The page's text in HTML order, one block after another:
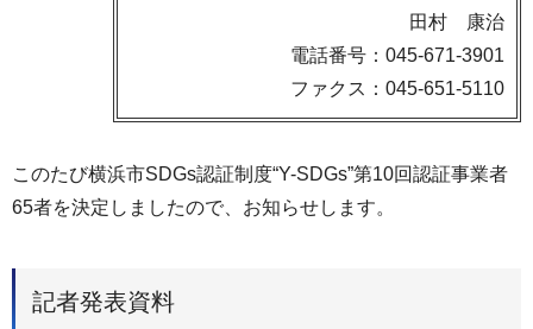
田村 康治
電話番号：045-671-3901
ファクス：045-651-5110
このたび横浜市SDGs認証制度“Y-SDGs”第10回認証事業者
65者を決定しましたので、お知らせします。
記者発表資料